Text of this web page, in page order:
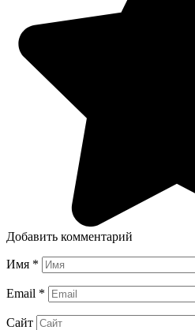
Добавить комментарий
Имя *
Email *
Сайт